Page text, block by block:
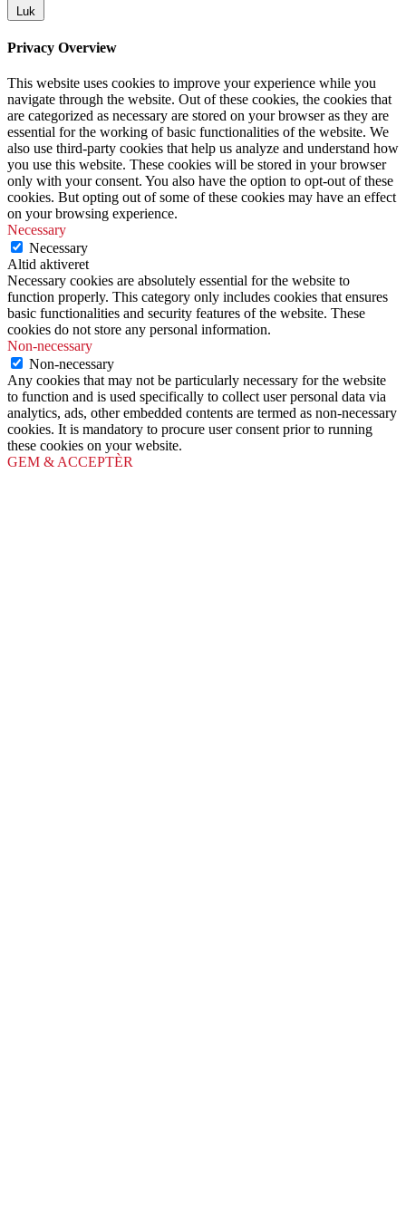
Luk
Privacy Overview
This website uses cookies to improve your experience while you
navigate through the website. Out of these cookies, the cookies that
are categorized as necessary are stored on your browser as they are
essential for the working of basic functionalities of the website. We
also use third-party cookies that help us analyze and understand how
you use this website. These cookies will be stored in your browser
only with your consent. You also have the option to opt-out of these
cookies. But opting out of some of these cookies may have an effect
on your browsing experience.
Necessary
Necessary
Altid aktiveret
Necessary cookies are absolutely essential for the website to
function properly. This category only includes cookies that ensures
basic functionalities and security features of the website. These
cookies do not store any personal information.
Non-necessary
Non-necessary
Any cookies that may not be particularly necessary for the website
to function and is used specifically to collect user personal data via
analytics, ads, other embedded contents are termed as non-necessary
cookies. It is mandatory to procure user consent prior to running
these cookies on your website.
GEM & ACCEPTÈR